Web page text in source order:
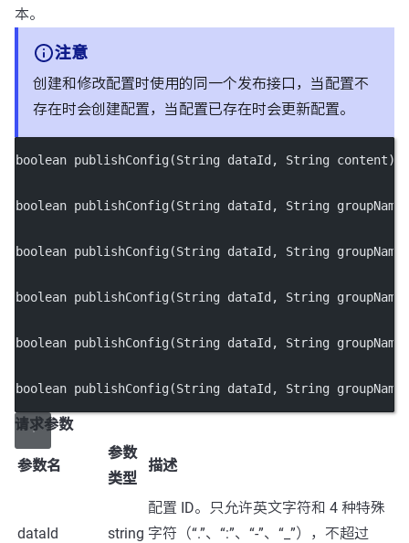
本。
注意
创建和修改配置时使用的同一个发布接口，当配置不
存在时会创建配置，当配置已存在时会更新配置。
boolean publishConfig(String dataId, String content)
boolean publishConfig(String dataId, String
boolean publishConfig(String dataId, String
boolean publishConfig(String dataId, String
boolean publishConfig(String dataId, String
boolean publishConfig(String dataId, String
请求参数
参数名
参数
类型
描述
dataId string
配置 ID。只允许英文字符和 4 种特殊
字符（“.”、“:”、“-”、“_”），不超过